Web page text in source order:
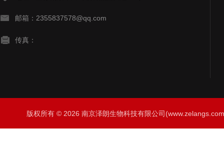
邮箱：2355837578@qq.com
传真：
版权所有 © 2026 南京泽朗生物科技有限公司